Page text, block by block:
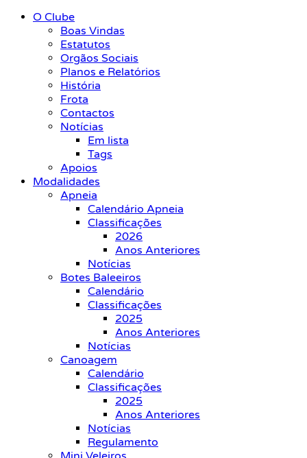
O Clube
Boas Vindas
Estatutos
Orgãos Sociais
Planos e Relatórios
História
Frota
Contactos
Notícias
Em lista
Tags
Apoios
Modalidades
Apneia
Calendário Apneia
Classificações
2026
Anos Anteriores
Notícias
Botes Baleeiros
Calendário
Classificações
2025
Anos Anteriores
Notícias
Canoagem
Calendário
Classificações
2025
Anos Anteriores
Notícias
Regulamento